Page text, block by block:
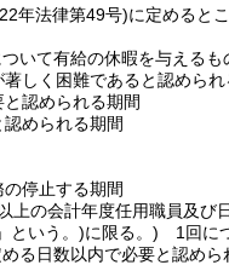
年法律第49号)に定めると
いて有給の休暇を与えるも
しく困難であると認めら
認められる期間
められる期間
停止する期間
上の会計年度任用職員及び
という。)に限る。) 1回に
る日数以内で必要と認めら